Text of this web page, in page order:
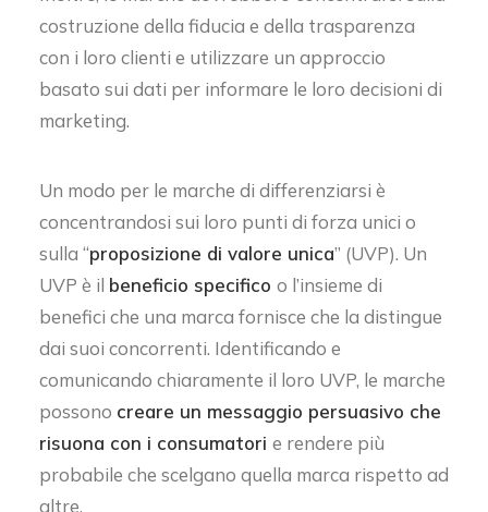
costruzione della fiducia e della trasparenza
con i loro clienti e utilizzare un approccio
basato sui dati per informare le loro decisioni di
marketing.
Un modo per le marche di differenziarsi è
concentrandosi sui loro punti di forza unici o
sulla “proposizione di valore unica” (UVP). Un
UVP è il beneficio specifico o l’insieme di
benefici che una marca fornisce che la distingue
dai suoi concorrenti. Identificando e
comunicando chiaramente il loro UVP, le marche
possono creare un messaggio persuasivo che
risuona con i consumatori e rendere più
probabile che scelgano quella marca rispetto ad
altre.